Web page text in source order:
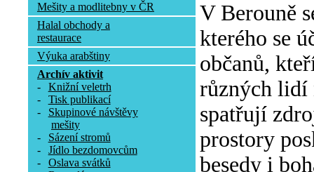
Mešity a modlitebny v ČR
Halal obchody a
restaurace
Výuka arabštiny
Archív aktivit
-
Knižní veletrh
-
Tisk publikací
-
Skupinové návštěvy
mešity
-
Sázení stromů
-
Jídlo bezdomovcům
-
Oslava svátků
V Berouně
kterého se
občanů,
různých lidí
spatřují
prostory
besedy i